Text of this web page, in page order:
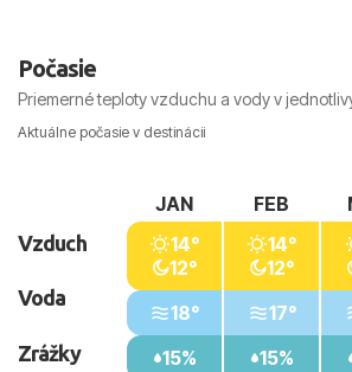
Počasie
Priemerné teploty vzduchu a vody v
Aktuálne počasie v destinácii
Vzduch
Voda
Zrážky
JAN
14°
12°
18°
15%
FEB
14°
12°
17°
15%